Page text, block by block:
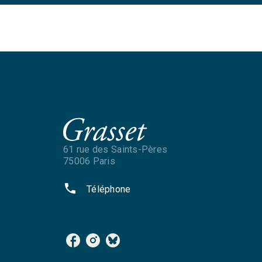
61 rue des Saints-Pères
75006 Paris
phone Téléphone